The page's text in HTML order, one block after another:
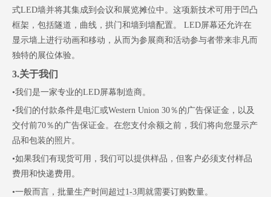
式LED墙并将其集成到会议和展览摊位中。这项新技术可用于凹凸
框架，包括隧道，曲线，拱门和墙到墙配置。 LED屏幕还允许在
显示墙上进行动画和移动，从而为参展商和活动参与者带来非凡而
独特的展位体验。
3.关于我们
•我们是一家专业的LED屏幕制造商。
•我们的付款条件是电汇或Western Union 30％的广告保证金，以及
交付前70％的广告保证金。在您支付余额之前，我们将向您显示产
品和包装的照片。
•如果我们有现货可用，我们可以提供样品，但客户必须支付样品
费用和快递费用。
•一般而言，批量生产时间超过1-3周就需要订购数量。